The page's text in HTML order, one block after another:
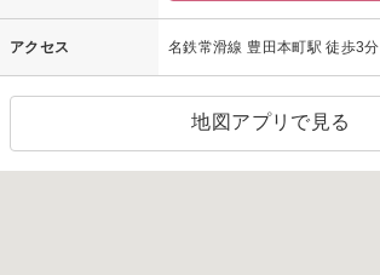
アクセス 名鉄常滑線 豊田本町駅 徒歩3分
地図アプリで見る